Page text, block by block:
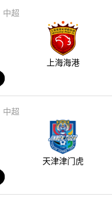
中超
上海海港
中超
天津津门虎